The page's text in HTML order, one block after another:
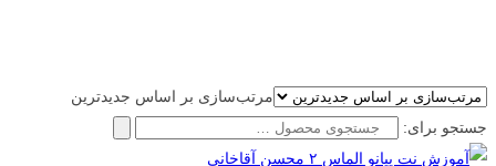
مرتب‌سازی بر اساس جدیدترین
جستجو برای: